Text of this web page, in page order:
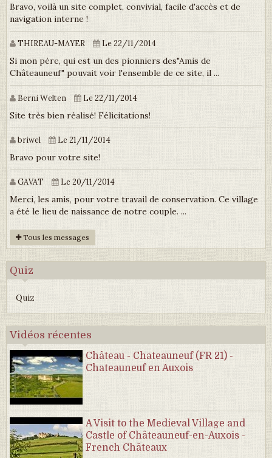
Bravo, voilà un site complet, convivial, facile d'accès et de
navigation interne !
THIREAU-MAYER Le 22/11/2014
Si mon père, qui est un des pionniers des"Amis de
Châteauneuf" pouvait voir l'ensemble de ce site, il ...
Berni Welten Le 22/11/2014
Site très bien réalisé! Félicitations!
briwel Le 21/11/2014
Bravo pour votre site!
GAVAT Le 20/11/2014
Merci, les amis, pour votre travail de conservation. Ce village
a été le lieu de naissance de notre couple. ...
Tous les messages
Quiz
Quiz
Vidéos récentes
Château - Chateauneuf (FR 21) -
Chateauneuf en Auxois
A Visit to the Medieval Village and
Castle of Châteauneuf-en-Auxois -
French Châteaux